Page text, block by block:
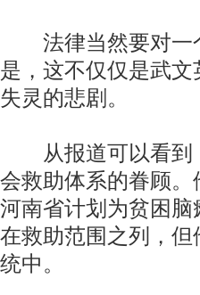
法律当然要对一
是，这不仅仅是武
失灵的悲剧。
从报道可以看到
会救助体系的眷顾
河南省计划为贫困
在救助范围之列，
统中。